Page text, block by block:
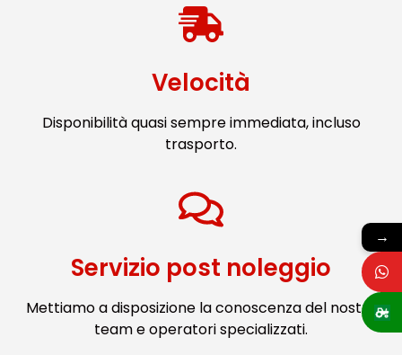
Velocità
Disponibilità quasi sempre immediata, incluso
trasporto.
Servizio post noleggio
Mettiamo a disposizione la conoscenza del nostro
team e operatori specializzati.
→